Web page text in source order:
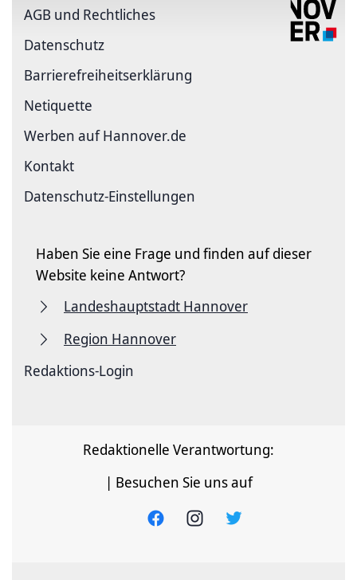
AGB und Rechtliches
Datenschutz
Barriere­freiheits­erklärung
Netiquette
Werben auf Hannover.de
Kontakt
Datenschutz-Einstellungen
Haben Sie eine Frage und finden auf dieser
Website keine Antwort?
Landeshauptstadt Hannover
Region Hannover
Redaktions-Login
Redaktionelle Verantwortung:
| Besuchen Sie uns auf